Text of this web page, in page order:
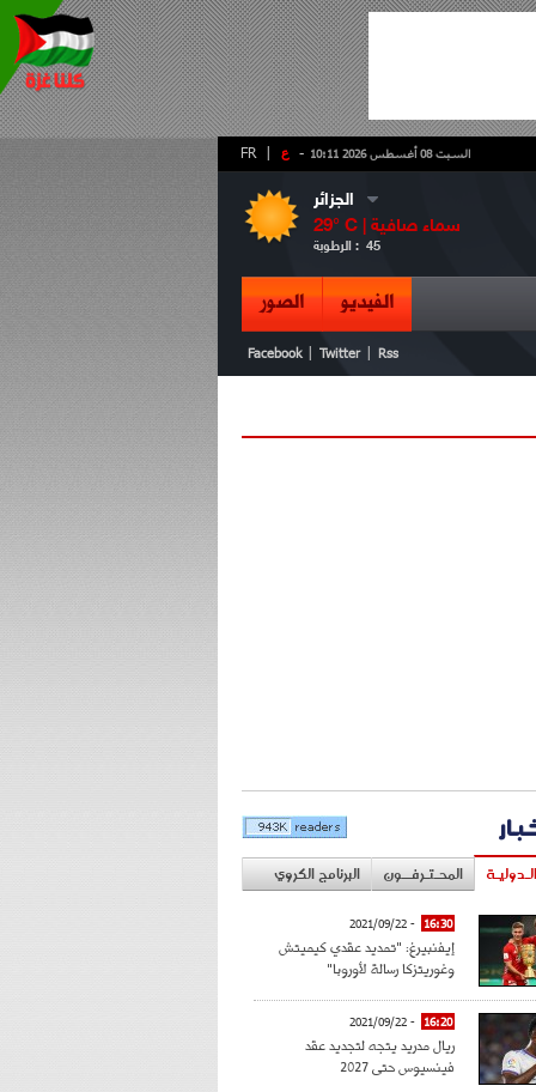
- ع FR السبت 08 أغسطس 2026 10:11
الجزائر
29° C | سماء صافية
الرطوبة : 45
الفيديو الصور
Facebook Twitter Rss
المحـتـرفــون البرنامج الكروي
16:30
- 2021/09/22
إيفنبيرغ: "تمديد عقدي كيميتش
وغوريتزكا رسالة لأوروبا"
16:20
- 2021/09/22
ريال مدريد يتجه لتجديد عقد
فينسيوس حتى 2027